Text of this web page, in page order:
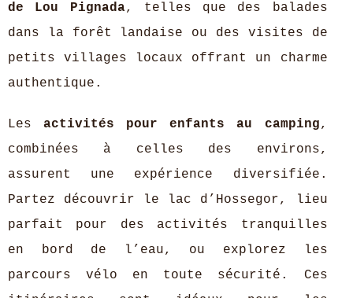
de Lou Pignada, telles que des balades
dans la forêt landaise ou des visites de
petits villages locaux offrant un charme
authentique.
Lesactivités pour enfants au camping,
combinées à celles des environs,
assurent une expérience diversifiée.
Partez découvrir le lac d’Hossegor, lieu
parfait pour des activités tranquilles
en bord de l’eau, ou explorez les
parcours vélo en toute sécurité. Ces